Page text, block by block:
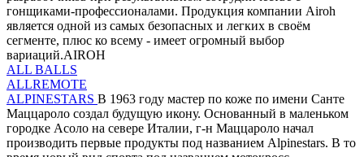
гонщиками-профессионалами. Продукция компании Airoh
является одной из самых безопасных и легких в своём
сегменте, плюс ко всему - имеет огромный выбор
вариаций.AIROH
ALL BALLS
ALLREMOTE
ALPINESTARS В 1963 году мастер по коже по имени Санте
Маццароло создал будущую икону. Основанный в маленьком
городке Асоло на севере Италии, г-н Маццароло начал
производить первые продукты под названием Alpinestars. В то